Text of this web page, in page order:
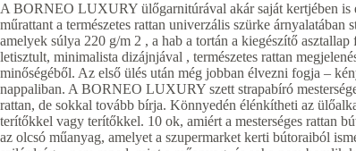
A BORNEO LUXURY ülőgarnitúrával akár saját kertjében is
műrattant a természetes rattan univerzális szürke
amelyek súlya 220 g/m 2 , a hab a tortán a kiegészítő
letisztult, minimalista dizájnjával , természetes rattan
minőségéből. Az első ülés után még jobban élvezni fogja –
nappaliban. A BORNEO LUXURY szett strapabíró
rattan, de sokkal tovább bírja. Könnyedén élénkítheti az
terítőkkel vagy terítőkkel. 10 ok, amiért a mesterséges rattan
az olcsó műanyag, amelyet a szupermarket kerti bútoraiból